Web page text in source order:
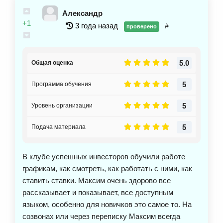
было мне и там разбирали все интересующие
вопросы. Конечно, весь материал сразу не
запомнишь, приходится больше времени
разбираться. Максим вышел на хороший уровень,
понял, что хочет углубиться в эти знания, то я
информация действующая, только нужно
заниматься и приложить к этому усилия. Спасибо
+1
Александр
3 года назад
проверено #
5.0
Общая оценка
5
Программа обучения
5
Уровень организации
5
Подача материала
В клубе успешных инвесторов обучили работе
графикам, как смотреть, как работать с ними, как
ставить ставки. Максим очень здорово все
рассказывает и показывает, все доступным
языком, особенно для новичков это самое то. На
созвонах или через переписку Максим всегда